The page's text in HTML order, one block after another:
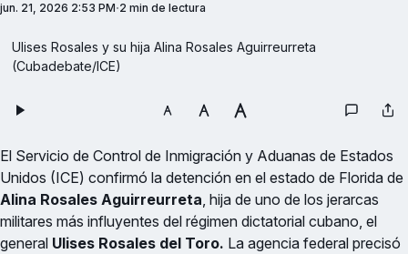
jun. 21, 2026 2:53 PM 2 min de lectura
Ulises Rosales y su hija Alina Rosales Aguirreurreta
(Cubadebate/ICE)
El Servicio de Control de Inmigración y Aduanas de Estados
Unidos (ICE) confirmó la detención en el estado de Florida de
Alina Rosales Aguirreurreta, hija de uno de los jerarcas
militares más influyentes del régimen dictatorial cubano, el
general Ulises Rosales del Toro. La agencia federal precisó